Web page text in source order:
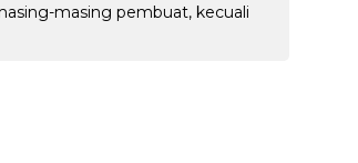
masing pembuat, kecuali